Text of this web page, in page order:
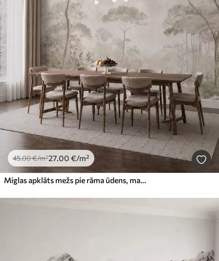
45.00€/m²27.00 €/m²
Miglas apklāts mežs pie rāma ūdens, maigos dabiskos pasteļtoņos